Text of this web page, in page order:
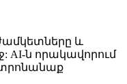
և
AI-ն որակավորում